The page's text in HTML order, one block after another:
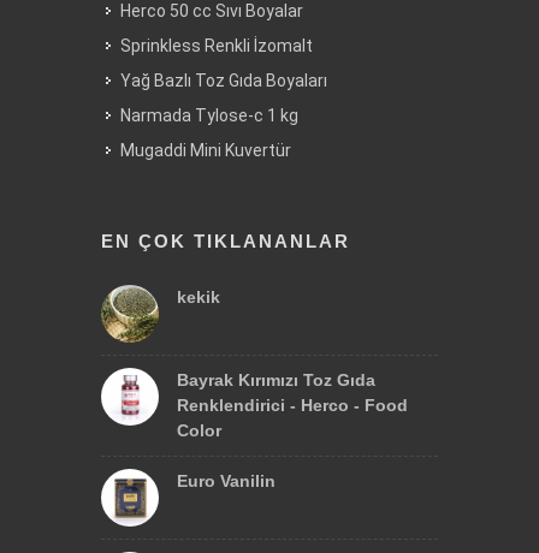
Herco 50 cc Sıvı Boyalar
Sprinkless Renkli İzomalt
Yağ Bazlı Toz Gıda Boyaları
Narmada Tylose-c 1 kg
Mugaddi Mini Kuvertür
EN ÇOK TIKLANANLAR
kekik
Bayrak Kırımızı Toz Gıda
Renklendirici - Herco - Food
Color
Euro Vanilin